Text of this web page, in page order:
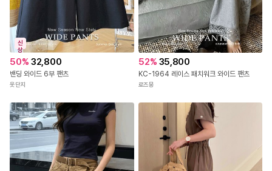
베이지,네이비,블랙,그레이,핑크,블루
6컬러로 구성되었어요
DETAIL
트렌디하면서 멋스러운 와이드 슬랙스에요
하이웨스트에 넓은 이중 오비라인으로
허리라인이 잘록하게 보여지며
군살커버를 도와준답니다
롱한 기장감으로 레그라인이 길어보여요
투핀턱을 잡아 부해보임없이 잡아주며
와이드한 핏으로 체형을 가려주어 편하게 활동하기 좋답니다
레직기 디테일로 깔끔한 실루엣을 연출해주어요
양사이드 포켓으로 실용성까지 챙겨주었어요
신
상
50% 32,800
밴딩 와이드 6부 팬츠
옷단지
52% 35,800
KC-1964 레이스 패치워크 와이드 팬츠
로즈몽